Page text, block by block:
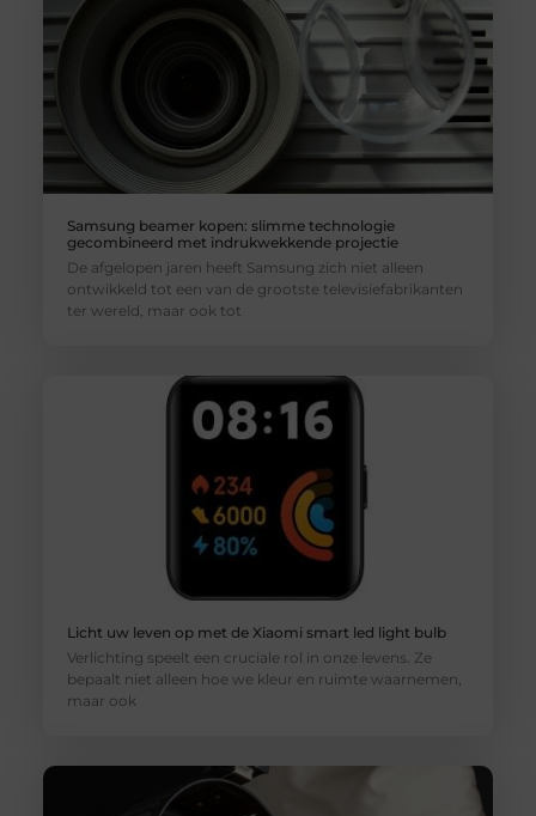
Samsung beamer kopen: slimme technologie
gecombineerd met indrukwekkende projectie
De afgelopen jaren heeft Samsung zich niet alleen
ontwikkeld tot een van de grootste televisiefabrikanten
ter wereld, maar ook tot
Licht uw leven op met de Xiaomi smart led light bulb
Verlichting speelt een cruciale rol in onze levens. Ze
bepaalt niet alleen hoe we kleur en ruimte waarnemen,
maar ook